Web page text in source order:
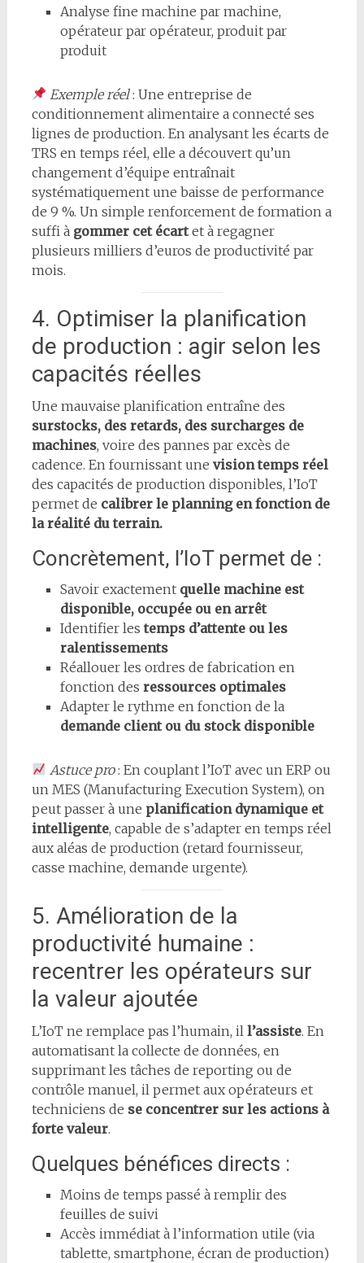
Analyse fine machine par machine,
opérateur par opérateur, produit par
produit
Exemple réel: Une entreprise de
conditionnement alimentaire a connecté ses
lignes de production. En analysant les écarts de
TRS en temps réel, elle a découvert qu’un
changement d’équipe entraînait
systématiquement une baisse de performance
de 9 %. Un simple renforcement de formation a
suffi à gommer cet écartet à regagner
plusieurs milliers d’euros de productivité par
mois.
4. Optimiser la planification
de production : agir selon les
capacités réelles
Une mauvaise planification entraîne des
surstocks, des retards, des surcharges de
machines, voire des pannes par excès de
cadence. En fournissant une vision temps réel
des capacités de production disponibles, l’IoT
permet de calibrer le planning en fonction de
la réalité du terrain.
Concrètement, l’IoT permet de :
Savoir exactement quelle machine est
disponible, occupée ou en arrêt
Identifier lestemps d’attente ou les
ralentissements
Réallouer les ordres de fabrication en
fonction des ressources optimales
Adapter le rythme en fonction de la
demande client ou du stock disponible
Astuce pro: En couplant l’IoT avec un ERP ou
un MES (Manufacturing Execution System), on
peut passer à une planification dynamique et
intelligente, capable de s’adapter en temps réel
aux aléas de production (retard fournisseur,
casse machine, demande urgente).
5. Amélioration de la
productivité humaine :
recentrer les opérateurs sur
la valeur ajoutée
L’IoT ne remplace pas l’humain, il l’assiste. En
automatisant la collecte de données, en
supprimant les tâches de reporting ou de
contrôle manuel, il permet aux opérateurs et
techniciens de se concentrer sur les actions à
forte valeur.
Quelques bénéfices directs :
Moins de temps passé à remplir des
feuilles de suivi
Accès immédiat à l’information utile (via
tablette, smartphone, écran de production)